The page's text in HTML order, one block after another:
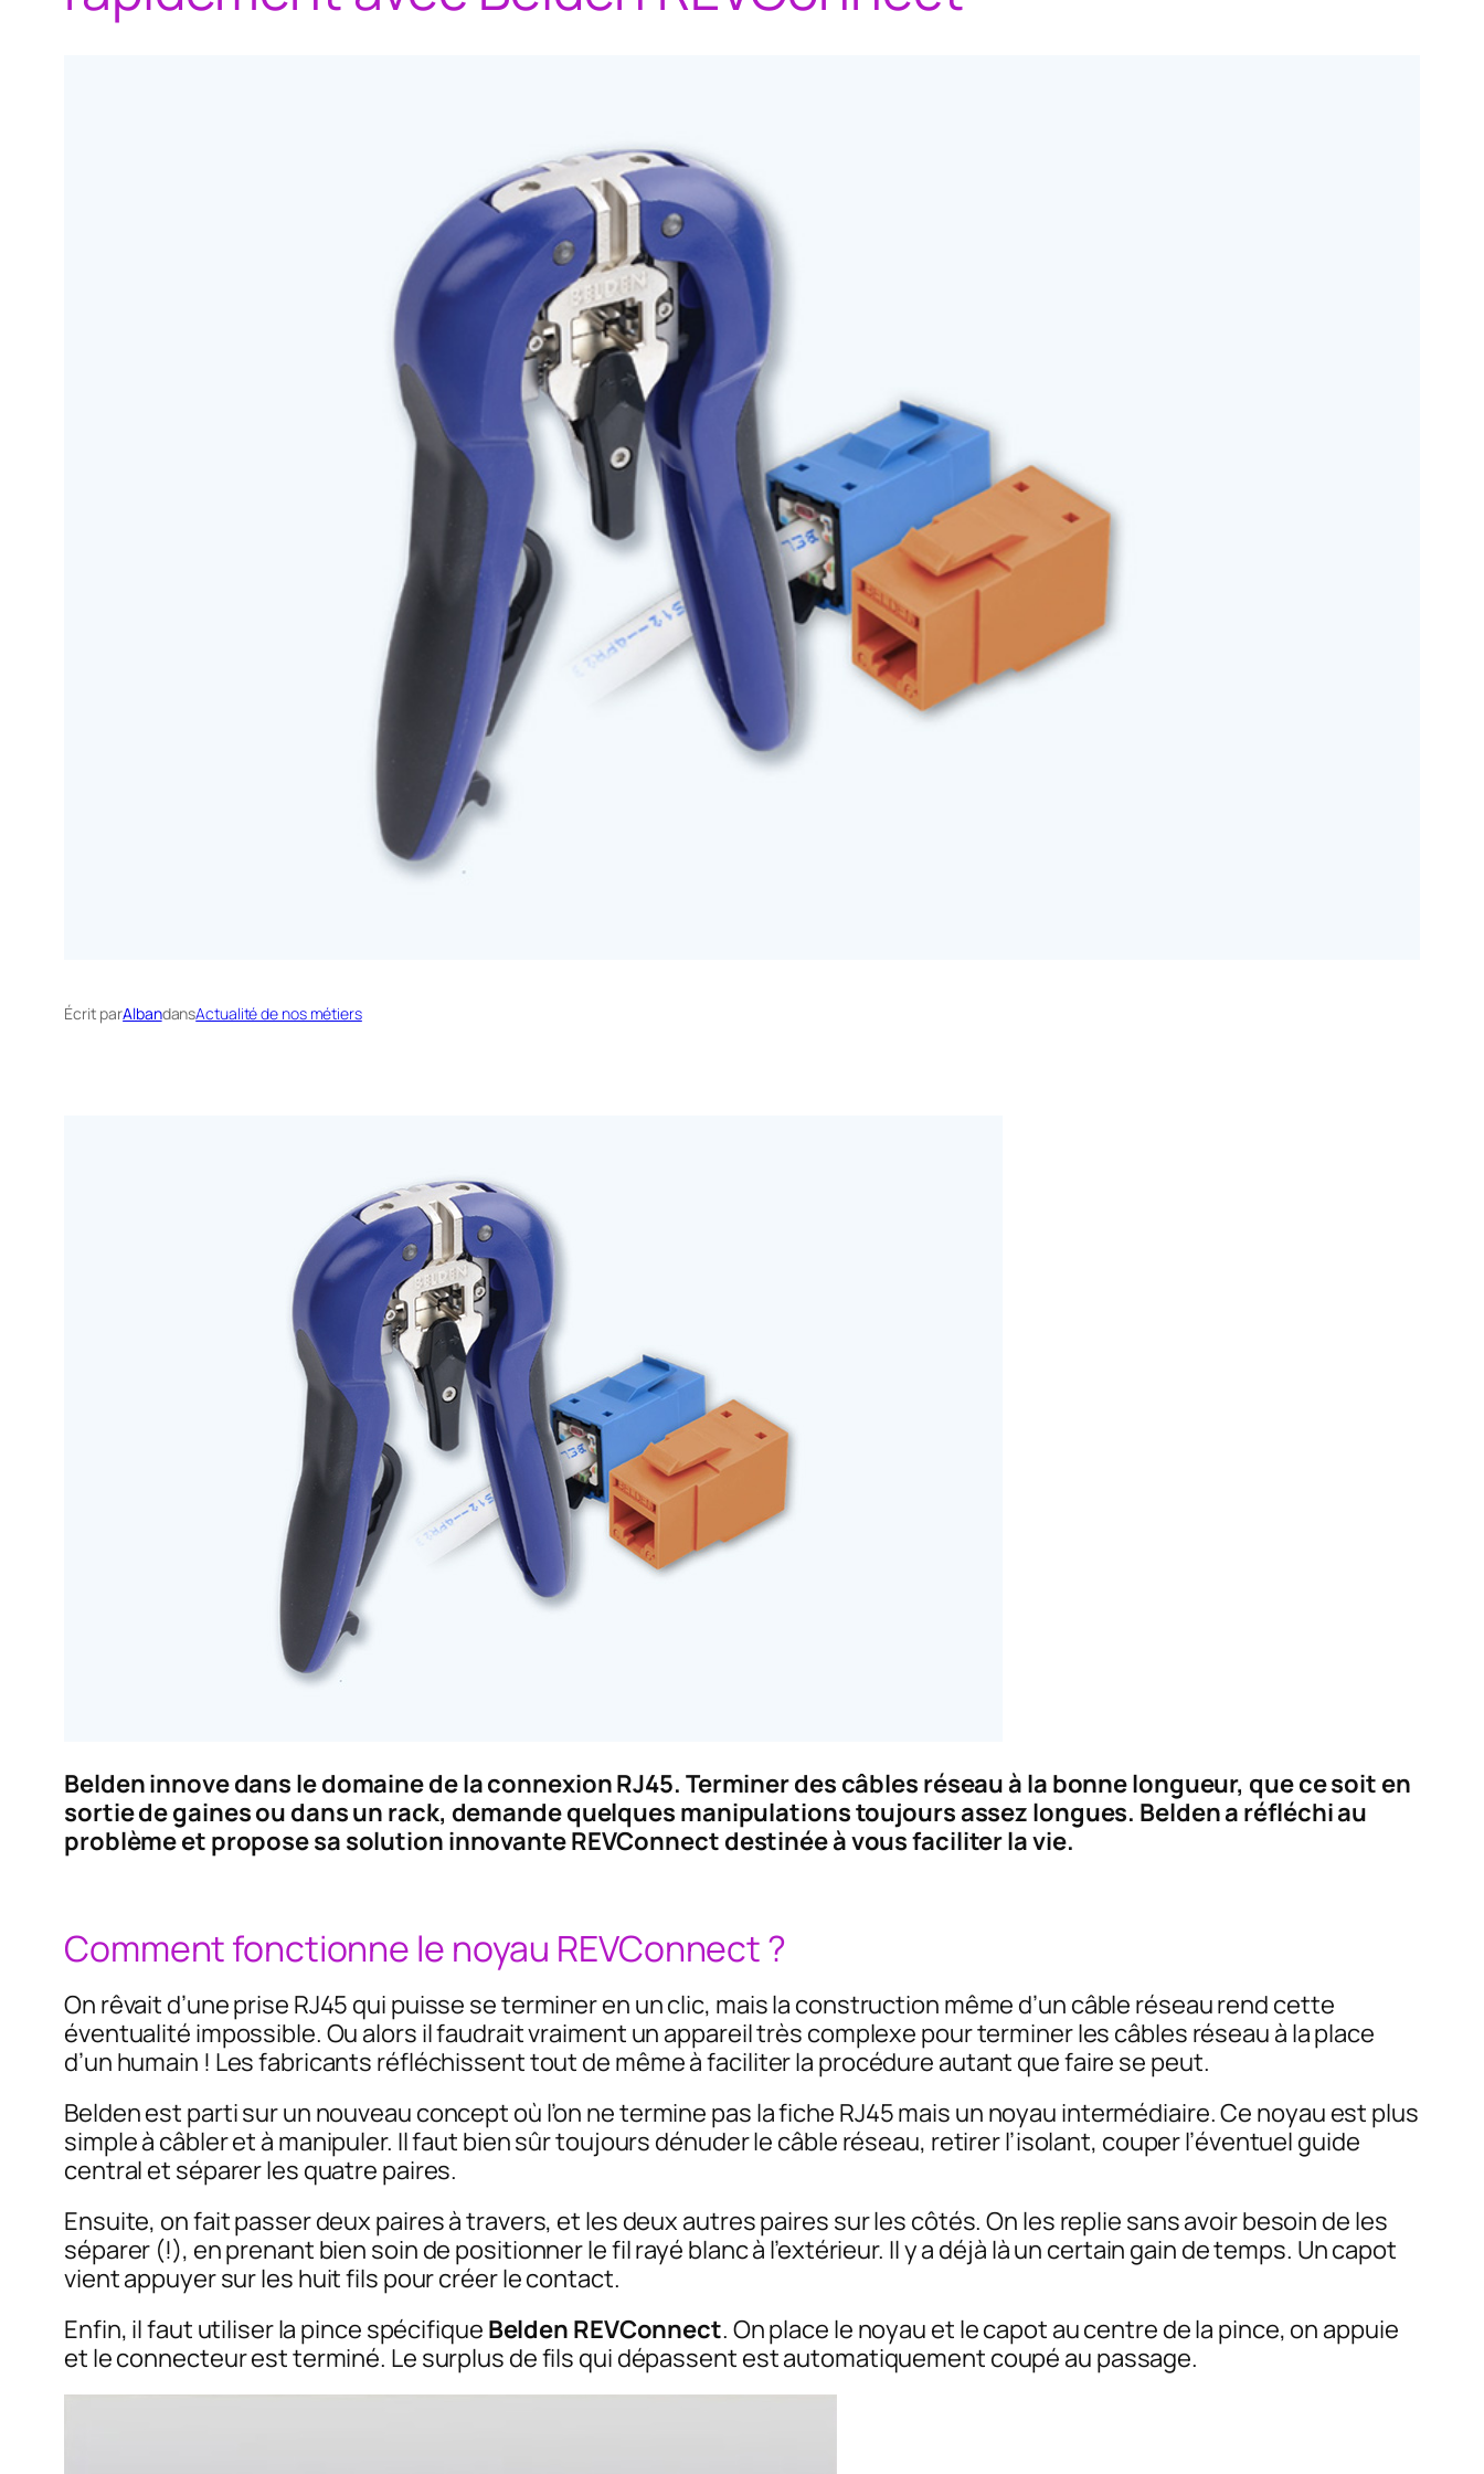
Écrit parAlbandansActualité de nos métiers
Belden innove dans le domaine de la connexion RJ45. Terminer des câbles réseau à la bonne longueur, que ce soit en
sortie de gaines ou dans un rack, demande quelques manipulations toujours assez longues. Belden a réfléchi au
problème et propose sa solution innovante REVConnect destinée à vous faciliter la vie.
Comment fonctionne le noyau REVConnect ?
On rêvait d’une prise RJ45 qui puisse se terminer en un clic, mais la construction même d’un câble réseau rend cette
éventualité impossible. Ou alors il faudrait vraiment un appareil très complexe pour terminer les câbles réseau à la place
d’un humain ! Les fabricants réfléchissent tout de même à faciliter la procédure autant que faire se peut.
Belden est parti sur un nouveau concept où l’on ne termine pas la fiche RJ45 mais un noyau intermédiaire. Ce noyau est plus
simple à câbler et à manipuler. Il faut bien sûr toujours dénuder le câble réseau, retirer l’isolant, couper l’éventuel guide
central et séparer les quatre paires.
Ensuite, on fait passer deux paires à travers, et les deux autres paires sur les côtés. On les replie sans avoir besoin de les
séparer (!), en prenant bien soin de positionner le fil rayé blanc à l’extérieur. Il y a déjà là un certain gain de temps. Un capot
vient appuyer sur les huit fils pour créer le contact.
Enfin, il faut utiliser la pince spécifique Belden REVConnect. On place le noyau et le capot au centre de la pince, on appuie
et le connecteur est terminé. Le surplus de fils qui dépassent est automatiquement coupé au passage.